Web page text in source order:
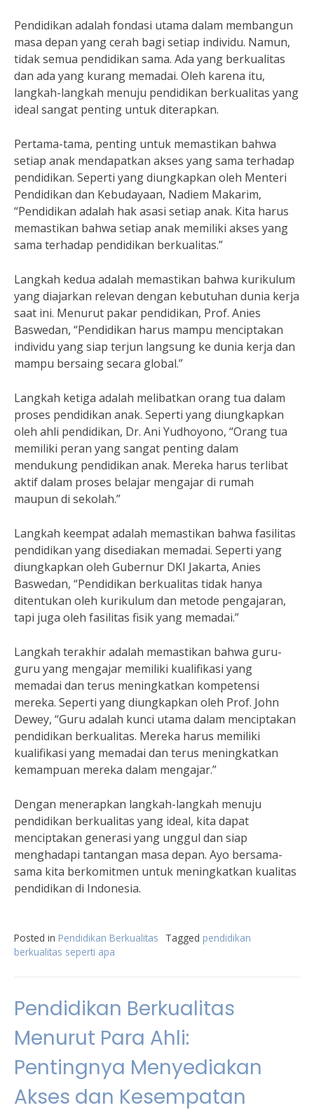
Pendidikan adalah fondasi utama dalam membangun
masa depan yang cerah bagi setiap individu. Namun,
tidak semua pendidikan sama. Ada yang berkualitas
dan ada yang kurang memadai. Oleh karena itu,
langkah-langkah menuju pendidikan berkualitas yang
ideal sangat penting untuk diterapkan.
Pertama-tama, penting untuk memastikan bahwa
setiap anak mendapatkan akses yang sama terhadap
pendidikan. Seperti yang diungkapkan oleh Menteri
Pendidikan dan Kebudayaan, Nadiem Makarim,
“Pendidikan adalah hak asasi setiap anak. Kita harus
memastikan bahwa setiap anak memiliki akses yang
sama terhadap pendidikan berkualitas.”
Langkah kedua adalah memastikan bahwa kurikulum
yang diajarkan relevan dengan kebutuhan dunia kerja
saat ini. Menurut pakar pendidikan, Prof. Anies
Baswedan, “Pendidikan harus mampu menciptakan
individu yang siap terjun langsung ke dunia kerja dan
mampu bersaing secara global.”
Langkah ketiga adalah melibatkan orang tua dalam
proses pendidikan anak. Seperti yang diungkapkan
oleh ahli pendidikan, Dr. Ani Yudhoyono, “Orang tua
memiliki peran yang sangat penting dalam
mendukung pendidikan anak. Mereka harus terlibat
aktif dalam proses belajar mengajar di rumah
maupun di sekolah.”
Langkah keempat adalah memastikan bahwa fasilitas
pendidikan yang disediakan memadai. Seperti yang
diungkapkan oleh Gubernur DKI Jakarta, Anies
Baswedan, “Pendidikan berkualitas tidak hanya
ditentukan oleh kurikulum dan metode pengajaran,
tapi juga oleh fasilitas fisik yang memadai.”
Langkah terakhir adalah memastikan bahwa guru-
guru yang mengajar memiliki kualifikasi yang
memadai dan terus meningkatkan kompetensi
mereka. Seperti yang diungkapkan oleh Prof. John
Dewey, “Guru adalah kunci utama dalam menciptakan
pendidikan berkualitas. Mereka harus memiliki
kualifikasi yang memadai dan terus meningkatkan
kemampuan mereka dalam mengajar.”
Dengan menerapkan langkah-langkah menuju
pendidikan berkualitas yang ideal, kita dapat
menciptakan generasi yang unggul dan siap
menghadapi tantangan masa depan. Ayo bersama-
sama kita berkomitmen untuk meningkatkan kualitas
pendidikan di Indonesia.
Posted in Pendidikan Berkualitas Tagged pendidikan
berkualitas seperti apa
Pendidikan Berkualitas
Menurut Para Ahli:
Pentingnya Menyediakan
Akses dan Kesempatan